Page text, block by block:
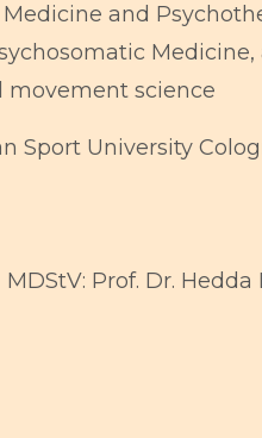
and
science
Sport University
Prof. Dr.